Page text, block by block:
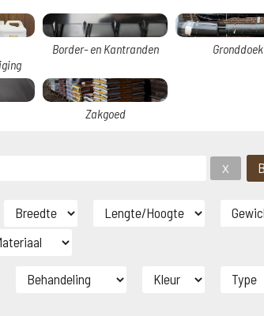
Border- en Kantranden Gronddoek
Zakgoed